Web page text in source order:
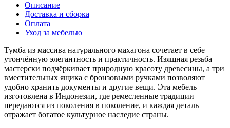
Описание
Доставка и сборка
Оплата
Уход за мебелью
Тумба из массива натурального махагона сочетает в себе
утончённую элегантность и практичность. Изящная резьба
мастерски подчёркивает природную красоту древесины, а три
вместительных ящика с бронзовыми ручками позволяют
удобно хранить документы и другие вещи. Эта мебель
изготовлена в Индонезии, где ремесленные традиции
передаются из поколения в поколение, и каждая деталь
отражает богатое культурное наследие страны.